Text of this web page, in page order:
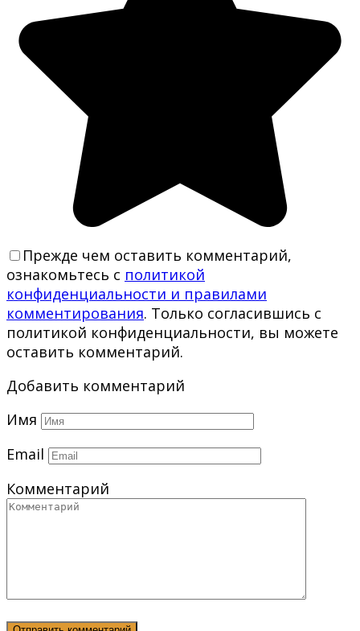
Прежде чем оставить комментарий,
ознакомьтесь с политикой
конфиденциальности и правилами
комментирования. Только согласившись с
политикой конфиденциальности, вы можете
оставить комментарий.
Добавить комментарий
Имя
Email
Комментарий